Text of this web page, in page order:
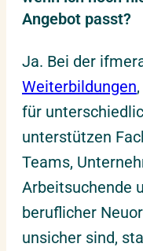
Angebot passt?
Ja. Bei der
Weiterbildungen,
für
unterstützen
Teams,
Arbeitsuchende
beruflicher
unsicher sind,